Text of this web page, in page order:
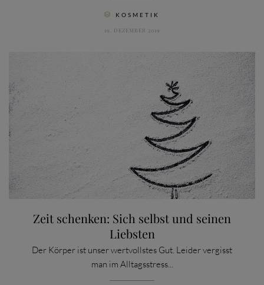
 KOSMETIK
19. DEZEMBER 2019
Zeit schenken: Sich selbst und seinen
Liebsten
Der Körper ist unser wertvollstes Gut. Leider vergisst
man im Alltagsstress...